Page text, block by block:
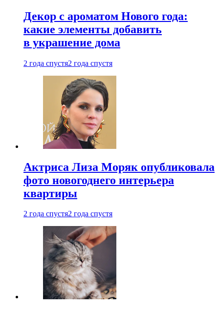
Декор с ароматом Нового года:
какие элементы добавить
в украшение дома
2 года спустя2 года спустя
Актриса Лиза Моряк опубликовала
фото новогоднего интерьера
квартиры
2 года спустя2 года спустя